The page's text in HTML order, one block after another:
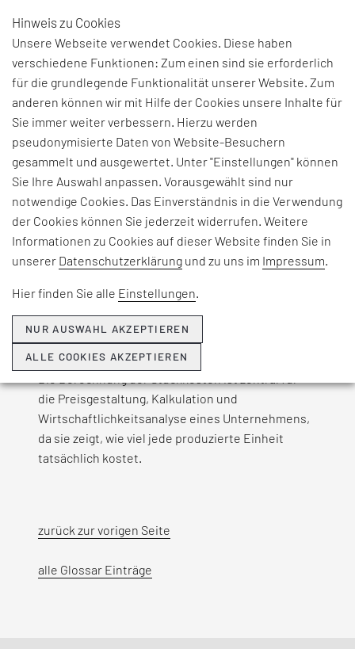
BEGRIFFSERKLÄRUNG:
STÜCKKOSTEN
Der Begriff „Stückkosten“ bezeichnet die
Gesamtkosten, welche für die Herstellung einer
einzelnen Produkteinheit anfallen. Sie setzen sich
aus verschiedenen Kostenarten zusammen: den
Materialkosten für Rohstoffe und Bauteile, den
Fertigungskosten für Arbeit und
Maschinenbetrieb sowie den Gemeinkosten, die
indirekt auf das Produkt umgelegt werden, wie
Verwaltung, Energie oder Miete.
die Preisgestaltung, Kalkulation und
Wirtschaftlichkeitsanalyse eines Unternehmens,
da sie zeigt, wie viel jede produzierte Einheit
tatsächlich kostet.
zurück zur vorigen Seite
alle Glossar Einträge
Hinweis zu Cookies
Unsere Webseite verwendet Cookies. Diese haben
verschiedene Funktionen: Zum einen sind sie erforderlich
für die grundlegende Funktionalität unserer Website. Zum
anderen können wir mit Hilfe der Cookies unsere Inhalte für
Sie immer weiter verbessern. Hierzu werden
pseudonymisierte Daten von Website-Besuchern
gesammelt und ausgewertet. Unter "Einstellungen" können
Sie Ihre Auswahl anpassen. Vorausgewählt sind nur
notwendige Cookies. Das Einverständnis in die Verwendung
der Cookies können Sie jederzeit widerrufen. Weitere
Informationen zu Cookies auf dieser Website finden Sie in
unserer Datenschutzerklärung und zu uns im Impressum.
Hier finden Sie alle Einstellungen.
NUR AUSWAHL AKZEPTIEREN
ALLE COOKIES AKZEPTIEREN